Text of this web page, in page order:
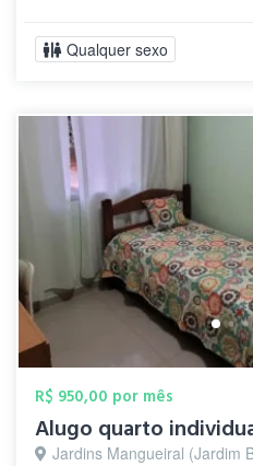
Qualquer sexo
R$ 950,00 por mês
Alugo quarto
Jardins Mangueiral (Jardim